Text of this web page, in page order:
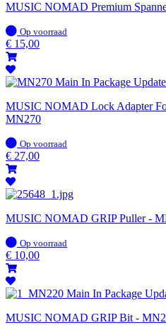
MUSIC NOMAD Premium
Op
voorraad
Op voorraad
€ 15,00
MUSIC NOMAD Lock Adapter
MN270
Op
voorraad
Op voorraad
€ 27,00
MUSIC NOMAD GRIP Puller -
Op
voorraad
Op voorraad
€ 10,00
MUSIC NOMAD GRIP Bit -